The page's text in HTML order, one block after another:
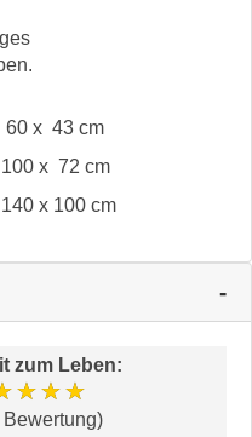
60 x 43 cm
100 x 72 cm
140 x 100 cm
zum Leben: